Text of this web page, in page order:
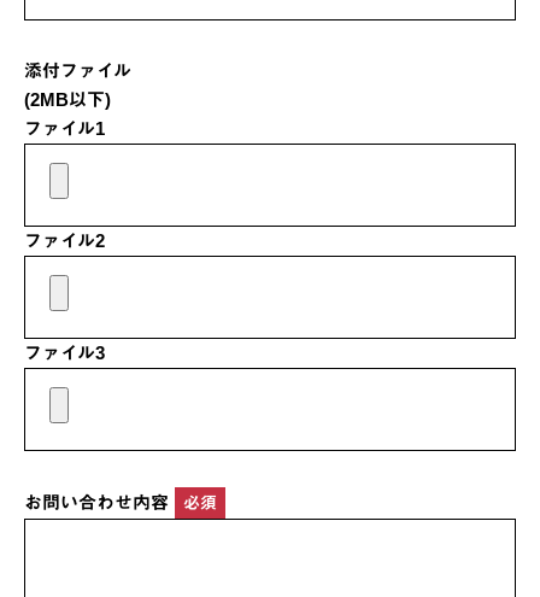
添付ファイル
(2MB以下)
ファイル1
ファイル2
ファイル3
お問い合わせ内容 必須